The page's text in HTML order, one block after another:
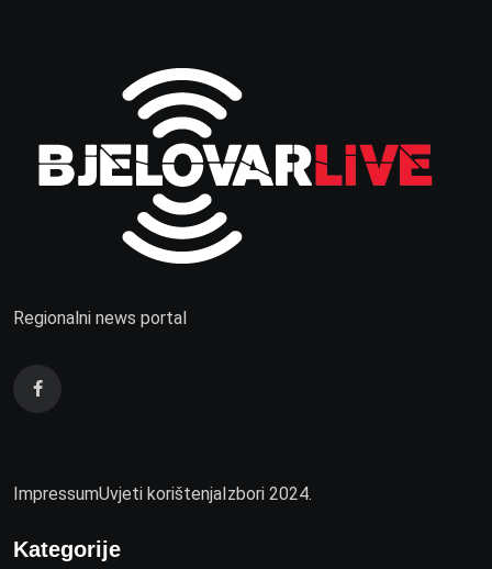
Regionalni news portal
ImpressumUvjeti korištenjaIzbori 2024.
Kategorije